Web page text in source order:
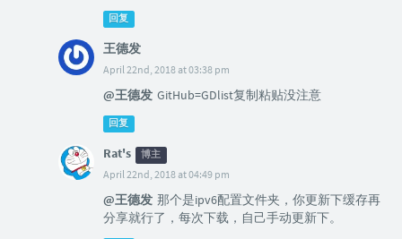
回复
王德发
April 22nd, 2018 at 03:38 pm
@王德发 GitHub=GDlist复制粘贴没注意
回复
Rat's 博主
April 22nd, 2018 at 04:49 pm
@王德发 那个是ipv6配置文件夹，你更新下缓存再
分享就行了，每次下载，自己手动更新下。